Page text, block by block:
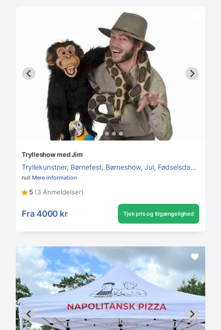
Trylleshow med Jim
Tryllekunstner, Børnefest, Børneshow, Jul, Fødselsdag ,
null Mere information
5 (3 Anmeldelser)
Fra 4000 kr Tjek pris og tilgængelighed